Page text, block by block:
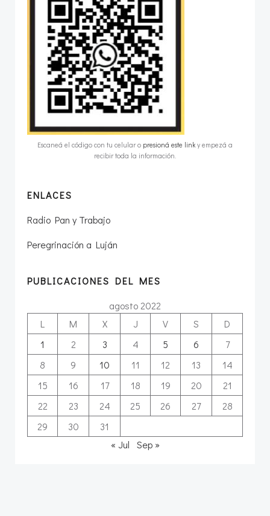
Escaneá el código con tu celular o presioná este link y empezá a
recibir toda la información.
ENLACES
Radio Pan y Trabajo
Peregrinación a Luján
PUBLICACIONES DEL MES
agosto 2022
L
M X J V S
D
1
2 3 4 5 6
7
8
9 10 11 12 13
14
15
16 17 18 19 20
21
22
23 24 25 26 27
28
29
30
31
« Jul
Sep »